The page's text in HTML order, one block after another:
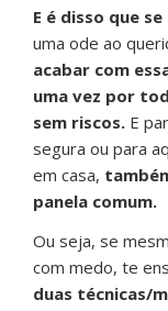
E é disso que
uma ode ao
acabar com
uma vez por
sem riscos. E
segura ou para
em casa,
panela comum.
Ou seja, se
com medo, te
duas técnicas/